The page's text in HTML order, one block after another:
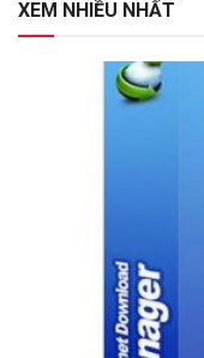
XEM NHIỀU NHẤT